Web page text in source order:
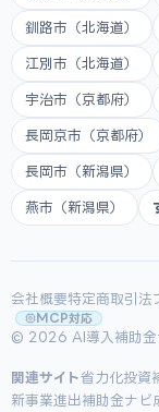
釧路市（北海道）
江別市（北海道）
宇治市（京都府）
長岡京市（京都府）
長岡市（新潟県）
燕市（新潟県）
会社概要特定商取引法
MCP対応
© 2026 AI導入補助金
関連サイト省力化投資
新事業進出補助金ナビ